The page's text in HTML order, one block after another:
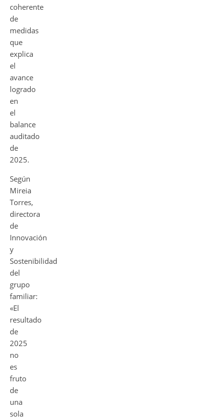
coherente
de
medidas
que
explica
el
avance
logrado
en
el
balance
auditado
de
2025.
Según
Mireia
Torres,
directora
de
Innovación
y
Sostenibilidad
del
grupo
familiar:
«El
resultado
de
2025
no
es
fruto
de
una
sola